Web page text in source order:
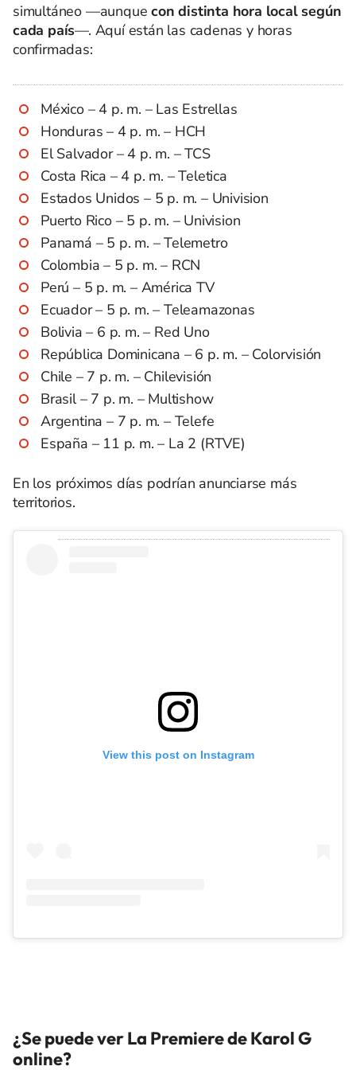
simultáneo —aunquecon distinta hora local según
cada país—. Aquí están las cadenas y horas
confirmadas:
México – 4 p. m. – Las Estrellas
Honduras – 4 p. m. – HCH
El Salvador – 4 p. m. – TCS
Costa Rica – 4 p. m. – Teletica
Estados Unidos – 5 p. m. – Univision
Puerto Rico – 5 p. m. – Univision
Panamá – 5 p. m. – Telemetro
Colombia – 5 p. m. – RCN
Perú – 5 p. m. – América TV
Ecuador – 5 p. m. – Teleamazonas
Bolivia – 6 p. m. – Red Uno
República Dominicana – 6 p. m. – Colorvisión
Chile – 7 p. m. – Chilevisión
Brasil – 7 p. m. – Multishow
Argentina – 7 p. m. – Telefe
España – 11 p. m. – La 2 (RTVE)
En los próximos días podrían anunciarse más
territorios.
View this post on Instagram
¿Se puede ver La Premiere de Karol G
online?